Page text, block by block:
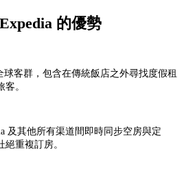
的優勢
球客群，包含在傳統飯店之外尋找度假租
。
及其他所有渠道間即時同步空房與定
重複訂房。